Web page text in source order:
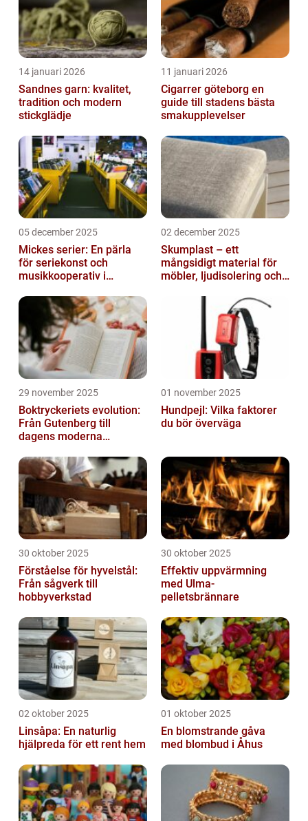
14 januari 2026
Sandnes garn: kvalitet,
tradition och modern
stickglädje
11 januari 2026
Cigarrer göteborg en
guide till stadens bästa
smakupplevelser
05 december 2025
Mickes serier: En pärla
för seriekonst och
musikkooperativ i
02 december 2025
Skumplast – ett
mångsidigt material för
möbler, ljudisolering och
29 november 2025
Boktryckeriets evolution:
Från Gutenberg till
dagens moderna
01 november 2025
Hundpejl: Vilka faktorer
du bör överväga
30 oktober 2025
Förståelse för hyvelstål:
Från sågverk till
hobbyverkstad
30 oktober 2025
Effektiv uppvärmning
med Ulma-
pelletsbrännare
02 oktober 2025
Linsåpa: En naturlig
hjälpreda för ett rent hem
01 oktober 2025
En blomstrande gåva
med blombud i Åhus